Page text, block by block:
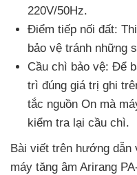
220V/50Hz.
Điểm tiếp nối đất:
bảo vệ tránh những
Cầu chì bảo vệ: Để
trì đúng giá trị ghi
tắc nguồn On mà
kiểm tra lại cầu chì.
Bài viết trên hướng
máy tăng âm Arirang